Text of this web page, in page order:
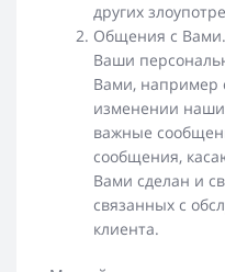
других
Общения с
Ваши
Вами, например
изменении
важные
сообщения,
Вами сделан и
связанных с
клиента.